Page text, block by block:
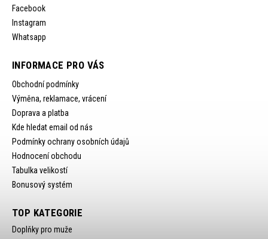
Facebook
Instagram
Whatsapp
INFORMACE PRO VÁS
Obchodní podmínky
Výměna, reklamace, vrácení
Doprava a platba
Kde hledat email od nás
Podmínky ochrany osobních údajů
Hodnocení obchodu
Tabulka velikostí
Bonusový systém
TOP KATEGORIE
Doplňky pro muže